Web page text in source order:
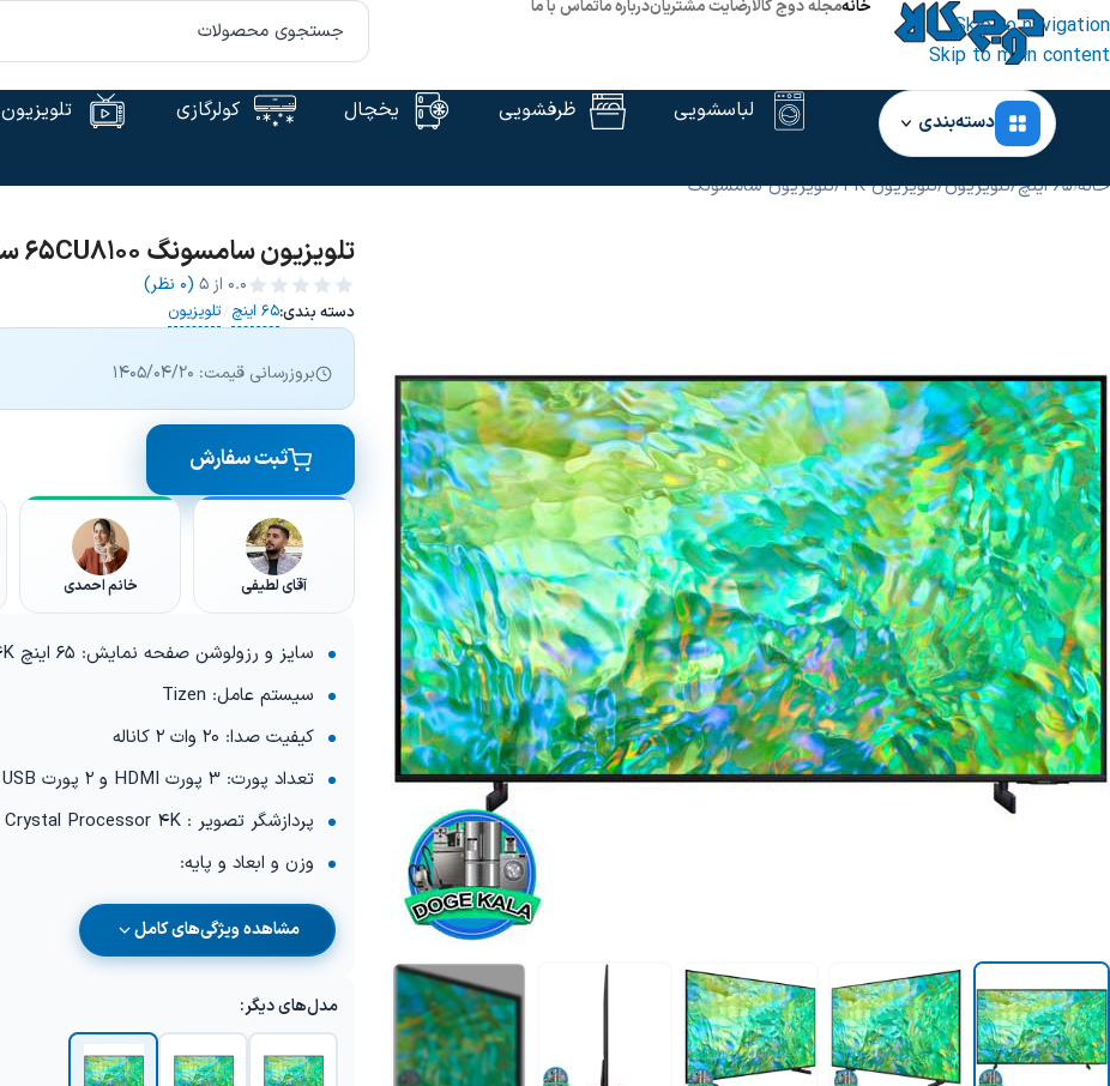
Skip to navigation
Skip to main content
خانهمجله دوج کالارضایت مشتریاندرباره ماتماس با ما
دسته‌بندی لباسشویی ظرفشویی یخچال کولرگازی تلویزیون
خانه‹65 اینچ /تلویزیون/تلویزیون 4K /تلویزیون سامسونگ
تلویزیون سامسونگ 65CU8100 سایز 65 اینچ
0.0 از ۵ (0 نظر)
دسته بندی:65 اینچ /تلویزیون
بروزرسانی قیمت: 1405/04/20
ثبت سفارش
آقای لطیفی خانم احمدی
سایز و رزولوشن صفحه نمایش: 65 اینچ 4K
سیستم عامل: Tizen
کیفیت صدا: 20 وات 2 کاناله
تعداد پورت: 3 پورت HDMI و 2 پورت USB
پردازشگر تصویر : Crystal Processor 4K
وزن و ابعاد و پایه:
مشاهده ویژگی‌های کامل
مدل‌های دیگر: